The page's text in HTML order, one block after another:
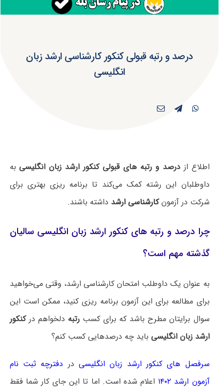
درصد و رتبه قبولی کنکور کارشناسی ارشد زبان
انگلیسی
اطلاع ازدرصد و رتبه های قبولی کنکور ارشد زبان انگلیسیبه
داوطلبان این رشته کمک می‌کند تا برنامه ریزی بهتری برای
شرکت در آزمونکارشناسی ارشد داشته باشند.
چرا درصد و رتبه های کنکور ارشد زبان انگلیسی سالیان
گذشته مهم است؟
به عنوان یک داوطلب امتحان کارشناسی ارشد، وقتی می‌خواهید
برای مطالعه برای این آزمون برنامه ریزی کنید، ممکن است این
سوال برایتان مطرح باشد که برای کسبرتبه دلخواهم درکنکور
ارشد زبان انگلیسی باید چه درصدهایی کسب کنم؟
سرفصل های کنکور ارشد زبان انگلیسی در دفترچه ثبت نام
آزمون ارشد ۱۴۰۲
اعلام شده است. اما تا این جای کار شما فقط